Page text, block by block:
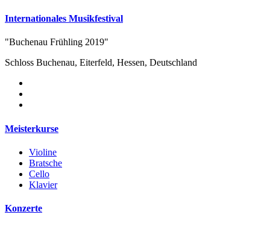
Internationales Musikfestival
"Buchenau Frühling 2019"
Schloss Buchenau, Eiterfeld, Hessen, Deutschland
Meisterkurse
Violine
Bratsche
Cello
Klavier
Konzerte